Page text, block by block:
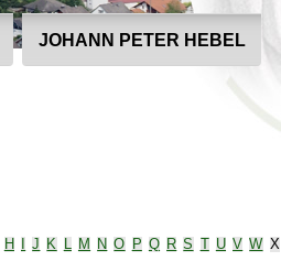
JOHANN PETER HEBEL
H J K L M N O P Q R S U V W X